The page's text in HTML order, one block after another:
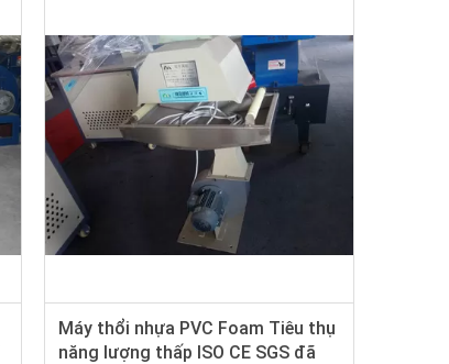
Máy thổi nhựa PVC Foam Tiêu thụ
năng lượng thấp ISO CE SGS đã